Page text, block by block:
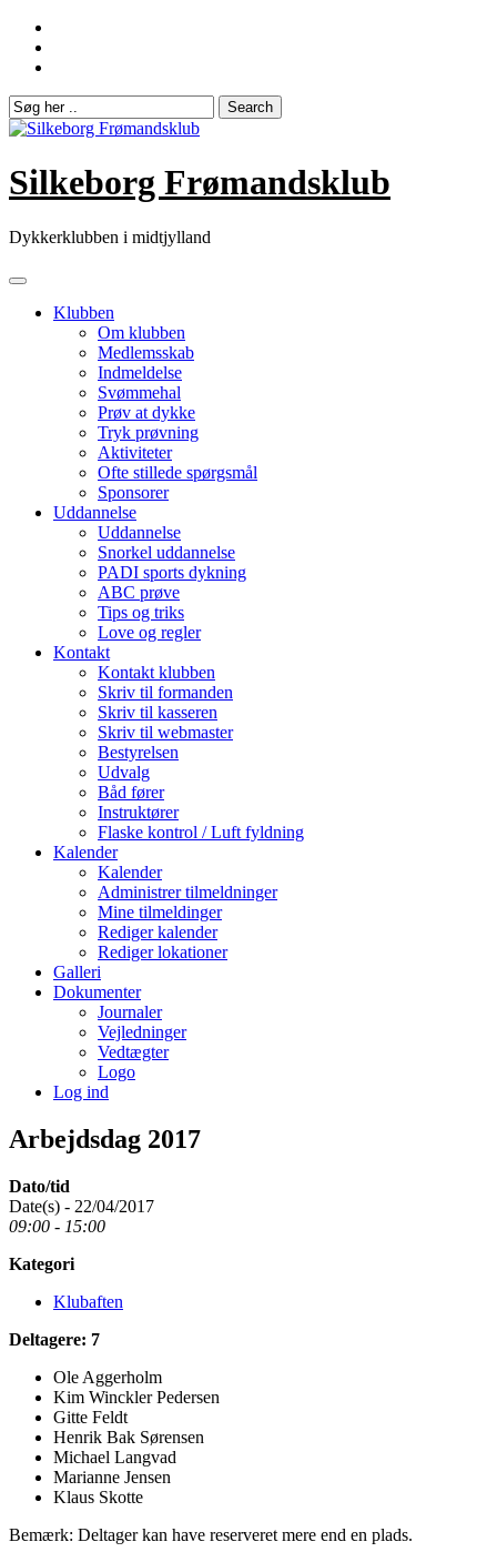
Skip
content
Silkeborg Frømandsklub
Dykkerklubben i midtjylland
Klubben
Om klubben
Medlemsskab
Indmeldelse
Svømmehal
Prøv at dykke
Tryk prøvning
Aktiviteter
Ofte stillede spørgsmål
Sponsorer
Uddannelse
Uddannelse
Snorkel uddannelse
PADI sports dykning
ABC prøve
Tips og triks
Love og regler
Kontakt
Kontakt klubben
Skriv til formanden
Skriv til kasseren
Skriv til webmaster
Bestyrelsen
Udvalg
Båd fører
Instruktører
Flaske kontrol / Luft fyldning
Kalender
Kalender
Administrer tilmeldninger
Mine tilmeldinger
Rediger kalender
Rediger lokationer
Galleri
Dokumenter
Journaler
Vejledninger
Vedtægter
Logo
Log ind
Arbejdsdag 2017
Dato/tid
Date(s) - 22/04/2017
09:00 - 15:00
Kategori
Klubaften
Deltagere: 7
Ole Aggerholm
Kim Winckler Pedersen
Gitte Feldt
Henrik Bak Sørensen
Michael Langvad
Marianne Jensen
Klaus Skotte
Bemærk: Deltager kan have reserveret mere end en plads.